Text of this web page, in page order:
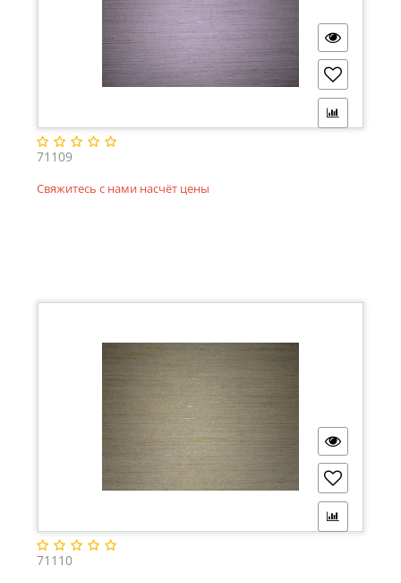
71109
Свяжитесь с нами насчёт цены
71110